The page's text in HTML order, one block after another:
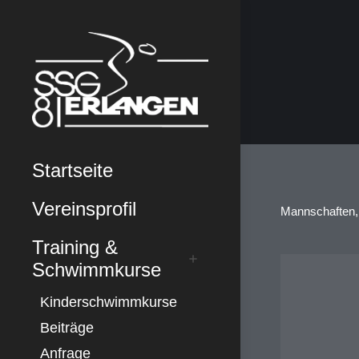
Startseite
Vereinsprofil
Training &
Schwimmkurse
Kinderschwimmkurse
Beiträge
Anfrage